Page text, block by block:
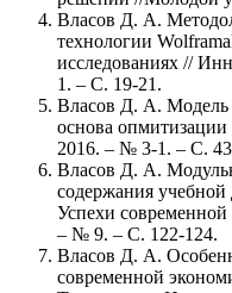
Власов Д. А.
технологии
исследованиях //
1. – С. 19-21.
Власов Д. А. Модель
основа
2016. – № 3-1. – С.
Власов Д. А.
содержания
Успехи современной
– № 9. – С. 122-124.
Власов Д. А.
современной